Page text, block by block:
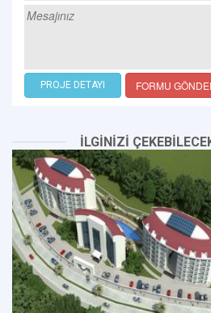
PROJE DETAYI FORMU
İLGİNİZİ